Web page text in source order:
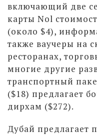
включающий две
карты Nol
(около $4),
также ваучеры на
ресторанах,
многие другие
транспортный
($18) предлагает
дирхам ($272).
Дубай предлагает